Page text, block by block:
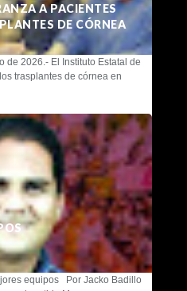
A PACIENTES
DE CÓRNEA
de 2026.- El Instituto Estatal de
trasplantes de córnea en
equipos Por Jacko Badillo